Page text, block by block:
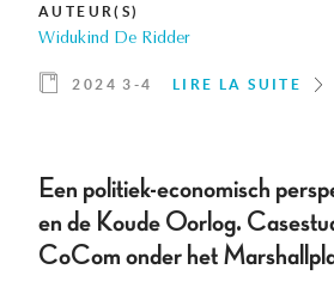
AUTEUR(S)
Widukind De Ridder
2024 3-4 LIRE LA SUITE
Een politiek-economisch
en de Koude Oorlog.
CoCom onder het